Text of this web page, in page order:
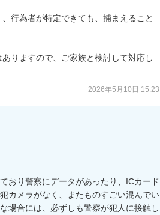
行為者が特定できても、捕まえること
りますので、ご家族と検討して対応し
2026年5月10日 15:23
おり警察にデータがあったり、ICカード
カメラがなく、またものすごい混んでい
場合には、必ずしも警察が犯人に接触し